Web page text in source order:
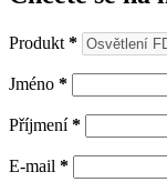
Produkt *
Jméno *
Příjmení*
E-mail *